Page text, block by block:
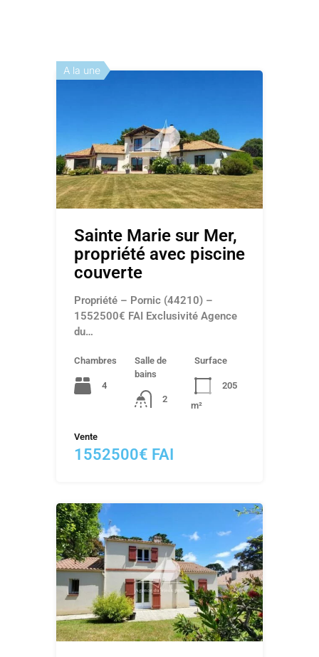
A la une
Sainte Marie sur Mer,
propriété avec piscine
couverte
Propriété – Pornic (44210) –
1552500€ FAI Exclusivité Agence
du…
Chambres
4
Salle de
bains
2
Surface
205
m²
Vente
1552500€ FAI